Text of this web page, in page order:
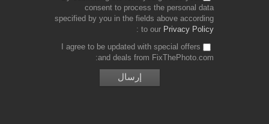
consent to process the personal data
specified by you in the fields above according
to our Privacy Policy
I agree to be updated with special offers
and deals from FixThePhoto.com